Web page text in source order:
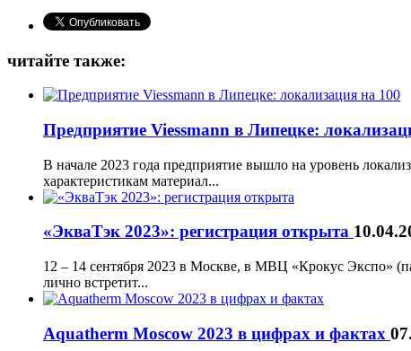
читайте также:
Предприятие Viessmann в Липецке:
В начале 2023 года предприятие вышло на уровень
характеристикам материал...
«ЭкваТэк 2023»: регистрация открыта
12 – 14 сентября 2023 в Москве, в МВЦ «Крокус Экспо»
лично встретит...
Aquatherm Moscow 2023 в цифрах и фактах